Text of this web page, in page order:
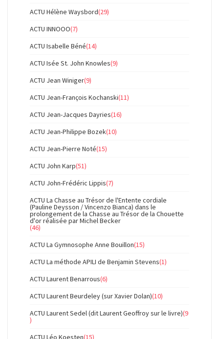
ACTU Hélène Waysbord(29)
ACTU INNOOO(7)
ACTU Isabelle Béné(14)
ACTU Isée St. John Knowles(9)
ACTU Jean Winiger(9)
ACTU Jean-François Kochanski(11)
ACTU Jean-Jacques Dayries(16)
ACTU Jean-Philippe Bozek(10)
ACTU Jean-Pierre Noté(15)
ACTU John Karp(51)
ACTU John-Frédéric Lippis(7)
ACTU La Chasse au Trésor de l'Entente cordiale
(Pauline Deysson / Vincenzo Bianca) dans le
prolongement de la Chasse au Trésor de la Chouette
d'or réalisée par Michel Becker
(46)
ACTU La Gymnosophe Anne Bouillon(15)
ACTU La méthode APILI de Benjamin Stevens(1)
ACTU Laurent Benarrous(6)
ACTU Laurent Beurdeley (sur Xavier Dolan)(10)
ACTU Laurent Sedel (dit Laurent Geoffroy sur le livre)(9
)
ACTU Léo Koesten(15)